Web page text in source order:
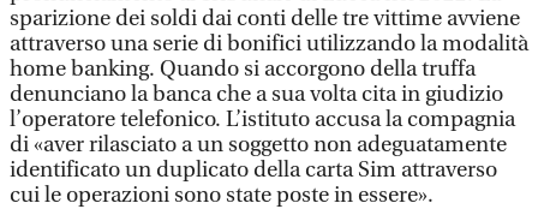
sparizione dei soldi dai conti delle tre vittime avviene
attraverso una serie di bonifici utilizzando la modalità
home banking. Quando si accorgono della truffa
denunciano la banca che a sua volta cita in giudizio
l’operatore telefonico. L’istituto accusa la compagnia
di «aver rilasciato a un soggetto non adeguatamente
identificato un duplicato della carta Sim attraverso
cui le operazioni sono state poste in essere».